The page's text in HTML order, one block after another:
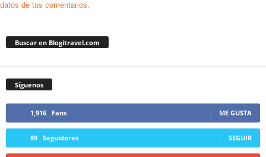
datos de tus comentarios.
Buscar en Blogitravel.com
Síguenos
1,916 Fans ME GUSTA
89 Seguidores SEGUIR